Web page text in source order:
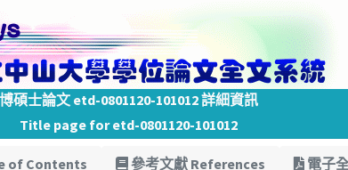
博碩士論文 etd-0801120-101012 詳細資訊
Title page for etd-0801120-101012
of Contents 參考文獻 References 電子